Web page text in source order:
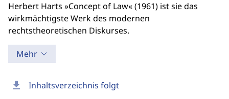
download Inhaltsverzeichnis folgt
Herbert Harts »Concept of Law« (1961) ist sie das
wirkmächtigste Werk des modernen
rechtstheoretischen Diskurses.
Mehr